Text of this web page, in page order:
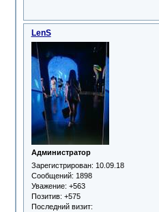
LenS
Администратор
Зарегистрирован: 10.09.18
Сообщений: 1898
Уважение: +563
Позитив: +575
Последний визит: